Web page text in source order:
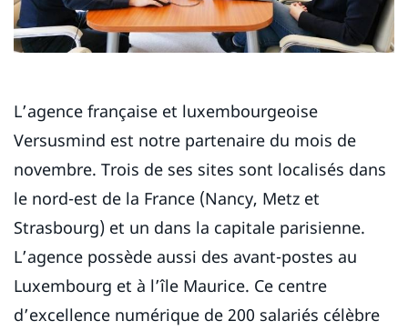
L’agence française et luxembourgeoise
Versusmind est notre partenaire du mois de
novembre. Trois de ses sites sont localisés dans
le nord-est de la France (Nancy, Metz et
Strasbourg) et un dans la capitale parisienne.
L’agence possède aussi des avant-postes au
Luxembourg et à l’île Maurice. Ce centre
d’excellence numérique de 200 salariés célèbre